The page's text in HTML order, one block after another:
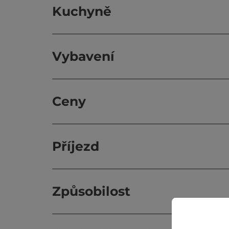
Kuchyně
Vybavení
Ceny
Příjezd
Způsobilost